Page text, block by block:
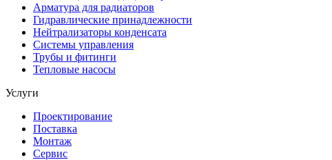
Арматура для радиаторов
Гидравлические принадлежности
Нейтрализаторы конденсата
Системы управления
Трубы и фитинги
Тепловые насосы
Услуги
Проектирование
Поставка
Монтаж
Сервис